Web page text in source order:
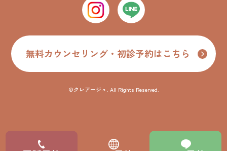
無料カウンセリング・初診予約はこちら
©クレアージュ. All Rights Reserved.